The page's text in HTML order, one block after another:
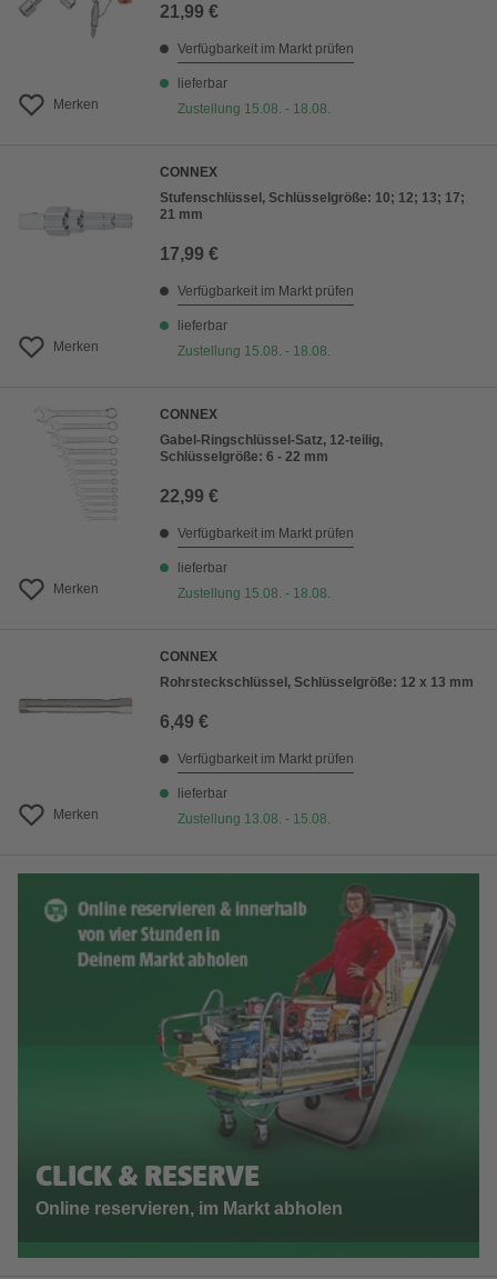
Merken
21,99 €
Verfügbarkeit im Markt prüfen
lieferbar
Zustellung 15.08. - 18.08.
Merken
CONNEX
Stufenschlüssel, Schlüsselgröße: 10; 12; 13; 17;
21 mm
17,99 €
Verfügbarkeit im Markt prüfen
lieferbar
Zustellung 15.08. - 18.08.
Merken
CONNEX
Gabel-Ringschlüssel-Satz, 12-teilig,
Schlüsselgröße: 6 - 22 mm
22,99 €
Verfügbarkeit im Markt prüfen
lieferbar
Zustellung 15.08. - 18.08.
Merken
CONNEX
Rohrsteckschlüssel, Schlüsselgröße: 12 x 13 mm
6,49 €
Verfügbarkeit im Markt prüfen
lieferbar
Zustellung 13.08. - 15.08.
CLICK & RESERVE
Online reservieren, im Markt abholen